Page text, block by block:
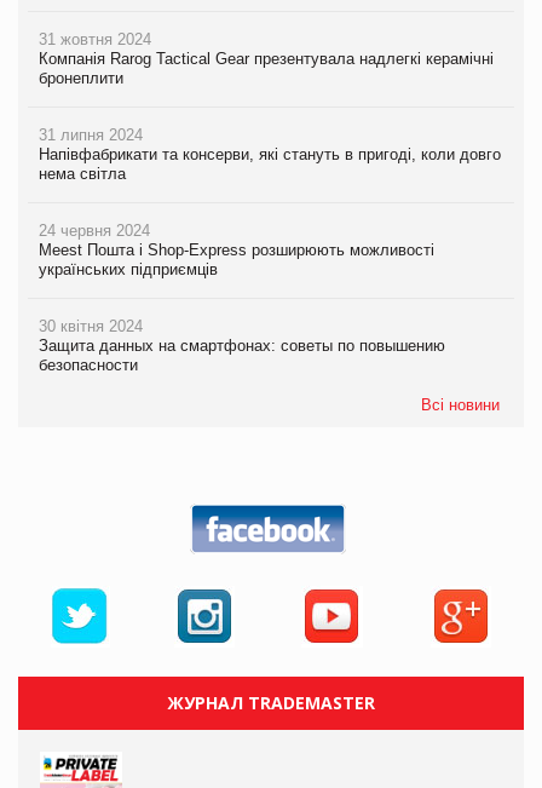
31 жовтня 2024
Компанія Rarog Tactical Gear презентувала надлегкі керамічні
бронеплити
31 липня 2024
Напівфабрикати та консерви, які стануть в пригоді, коли довго
нема світла
24 червня 2024
Meest Пошта і Shop-Express розширюють можливості
українських підприємців
30 квітня 2024
Защита данных на смартфонах: советы по повышению
безопасности
Всі новини
ЖУРНАЛ TRADEMASTER